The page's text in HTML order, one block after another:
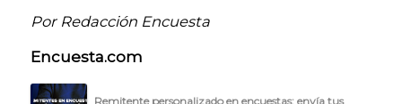
Por Redacción Encuesta
Encuesta.com
Remitente personalizado en encuestas: envía tus